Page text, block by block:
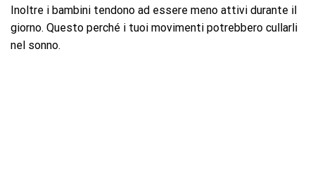
Inoltre i bambini tendono ad essere meno attivi durante il
giorno. Questo perché i tuoi movimenti potrebbero cullarli
nel sonno.